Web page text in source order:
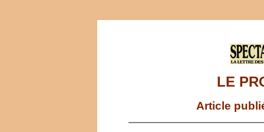
LE
Article